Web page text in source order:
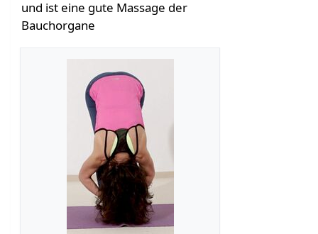
und ist eine gute Massage der
Bauchorgane